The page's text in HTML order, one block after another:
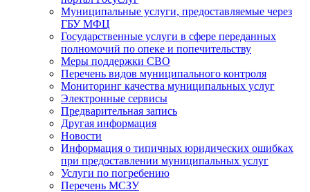
Муниципальные услуги, предоставляемые через
ГБУ МФЦ
Государственные услуги в сфере переданных
полномочий по опеке и попечительству
Меры поддержки СВО
Перечень видов муниципального контроля
Мониторинг качества муниципальных услуг
Электронные сервисы
Предварительная запись
Другая информация
Новости
Информация о типичных юридических ошибках
при предоставлении муниципальных услуг
Услуги по погребению
Перечень МСЗУ